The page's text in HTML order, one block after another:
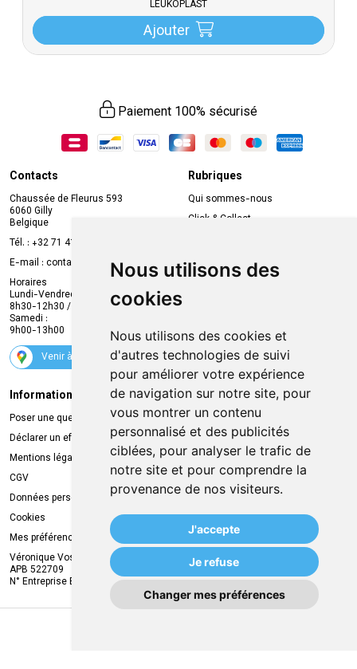
Nous utilisons des
cookies
Nous utilisons des cookies et
d'autres technologies de suivi
pour améliorer votre expérience
de navigation sur notre site, pour
vous montrer un contenu
personnalisé et des publicités
ciblées, pour analyser le trafic de
notre site et pour comprendre la
provenance de nos visiteurs.
J'accepte
Je refuse
Changer mes préférences
LEUKOPLAST
Ajouter
Paiement 100% sécurisé
Contacts
Chaussée de Fleurus 593
6060 Gilly
Belgique
Tél. : +32 71 41 32 10
E-mail : contact
mvapharma.be
Horaires
Lundi-Vendredi :
8h30-12h30 / 13h30-18h30
Samedi :
9h00-13h00
Venir à la pharmacie
Rubriques
Qui sommes-nous
Click & Collect
Compte professionnel
Envoi d’ordonnance
Suivez-nous
Informations légales
Poser une question
Déclarer un effet indésirable
Mentions légales
CGV
Données personnelles
Cookies
Mes préférences Cookies
Véronique Vos
APB 522709
N° Entreprise BE0749.944.612
Livraison
Retrait à la pharmacie
Livraison chez vous
Livraison dans un Point Relais